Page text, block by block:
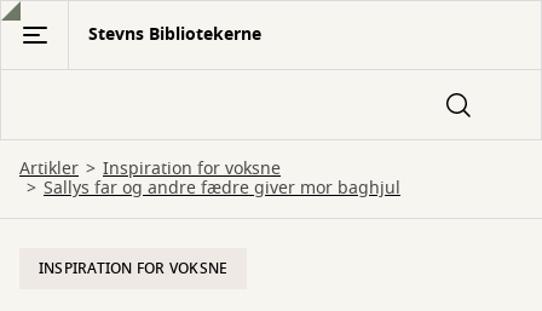
Gå
hovedindhold
Stevns Bibliotekerne
Artikler Inspiration for voksne
Sallys far og andre fædre giver mor baghjul
INSPIRATION FOR VOKSNE